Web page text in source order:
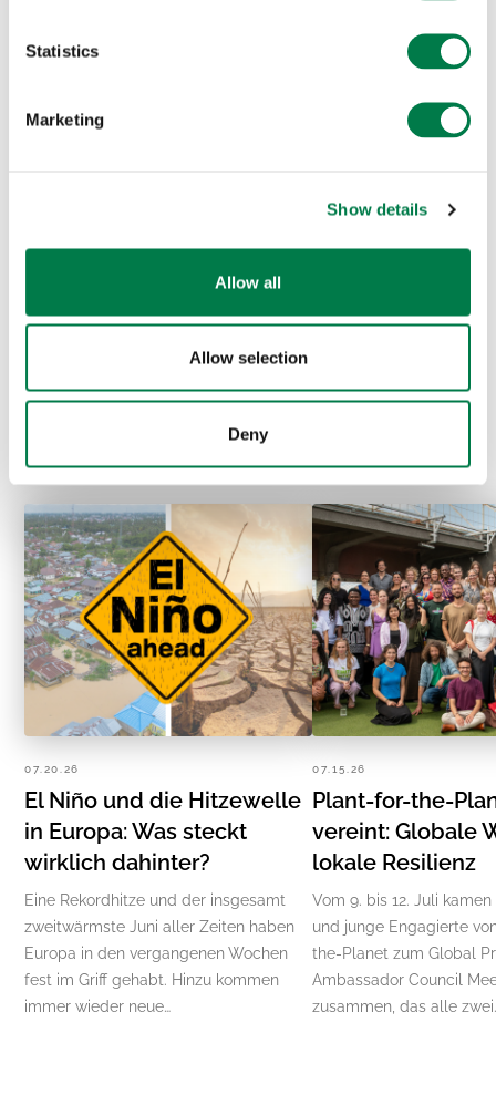
Statistics
Marketing
Show details
Allow all
Allow selection
Deny
latest facts and figures. If you have any questions,
07.20.26
El Niño und die Hitzewelle
in Europa: Was steckt
wirklich dahinter?
Eine Rekordhitze und der insgesamt
zweitwärmste Juni aller Zeiten haben
Europa in den vergangenen Wochen
fest im Griff gehabt. Hinzu kommen
immer wieder neue…
07.15.26
Plant-for-the-
vereint: Globale
lokale Resilienz
Vom 9. bis 12. Juli
und junge Engagierte
the-Planet zum Global
Ambassador Council
zusammen, das alle